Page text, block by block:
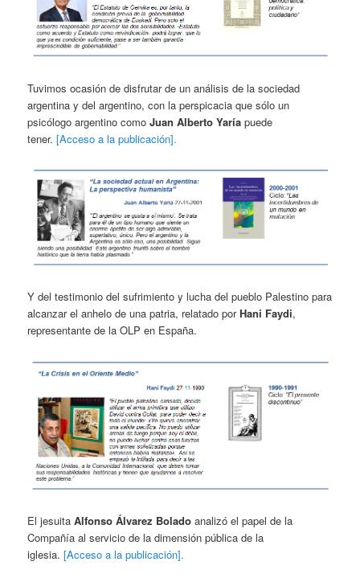
Tuvimos ocasión de disfrutar de un análisis de la sociedad
argentina y del argentino, con la perspicacia que sólo un
psicólogo argentino comoJuan Alberto Yaría puede
tener.[Acceso a la publicación].
Y del testimonio del sufrimiento y lucha del pueblo Palestino para
alcanzar el anhelo de una patria, relatado porHani Faydi,
representante de la OLP en España.
El jesuitaAlfonso Álvarez Bolado analizó el papel de la
Compañía al servicio de la dimensión pública de la
iglesia.[Acceso a la publicación].